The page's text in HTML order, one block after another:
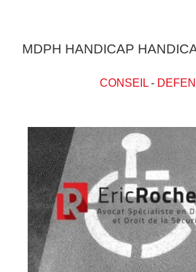
MDPH HANDICAP
CONSEIL-